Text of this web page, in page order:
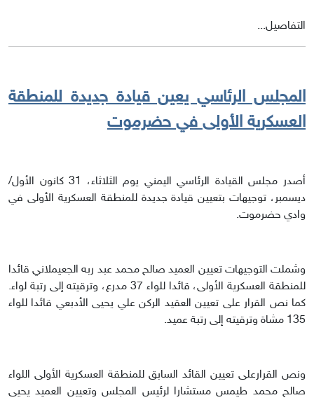
التفاصيل...
المجلس الرئاسي يعين قيادة جديدة للمنطقة
العسكرية الأولى في حضرموت
أصدر مجلس القيادة الرئاسي اليمني يوم الثلاثاء، 31 كانون الأول/
ديسمبر، توجيهات بتعيين قيادة جديدة للمنطقة العسكرية الأولى في
وادي حضرموت.
وشملت التوجيهات تعيين العميد صالح محمد عبد ربه الجعيملاني قائدا
للمنطقة العسكرية الأولى، قائدا للواء 37 مدرع، وترقيته إلى رتبة لواء.
كما نص القرار على تعيين العقيد الركن علي يحيى الأدبعي قائدا للواء
135 مشاة وترقيته إلى رتبة عميد.
ونص القرارعلى تعيين القائد السابق للمنطقة العسكرية الأولى اللواء
صالح محمد طيمس مستشارا لرئيس المجلس وتعيين العميد يحيى